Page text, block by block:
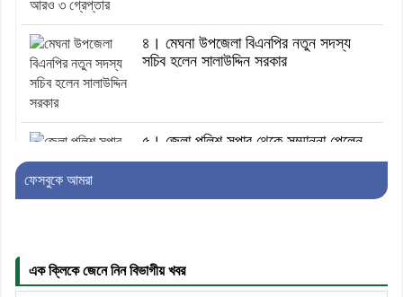
৪। মেঘনা উপজেলা বিএনপির নতুন সদস্য
সচিব হলেন সালাউদ্দিন সরকার
৫। জেলা পুলিশ সুপার থেকে সম্মাননা পেলেন
দাউদকান্দি মডেল থানার এএসআই সজল
ফেসবুকে আমরা
এক ক্লিকে জেনে নিন বিভাগীয় খবর